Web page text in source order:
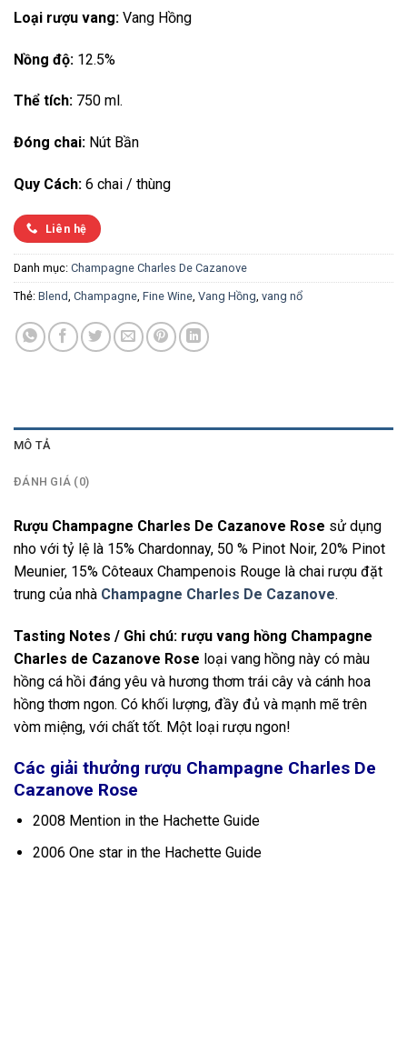
Loại rượu vang: Vang Hồng
Nồng độ: 12.5%
Thể tích: 750 ml.
Đóng chai: Nút Bần
Quy Cách: 6 chai / thùng
Liên hệ
Danh mục: Champagne Charles De Cazanove
Thẻ: Blend, Champagne, Fine Wine, Vang Hồng, vang nổ
MÔ TẢ
ĐÁNH GIÁ (0)
Rượu Champagne Charles De Cazanove Rose sử dụng
nho với tỷ lệ là 15% Chardonnay, 50 % Pinot Noir, 20% Pinot
Meunier, 15% Côteaux Champenois Rouge là chai rượu đặt
trung của nhà Champagne Charles De Cazanove.
Tasting Notes / Ghi chú: rượu vang hồng Champagne
Charles de Cazanove Rose loại vang hồng này có màu
hồng cá hồi đáng yêu và hương thơm trái cây và cánh hoa
hồng thơm ngon. Có khối lượng, đầy đủ và mạnh mẽ trên
vòm miệng, với chất tốt. Một loại rượu ngon!
Các giải thưởng rượu Champagne Charles De
Cazanove Rose
2008 Mention in the Hachette Guide
2006 One star in the Hachette Guide